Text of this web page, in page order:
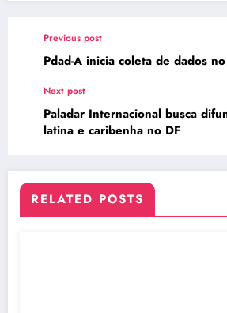
Previous post
Pdad-A inicia coleta de dados
Next post
Paladar Internacional busca
latina e caribenha no DF
RELATED POSTS